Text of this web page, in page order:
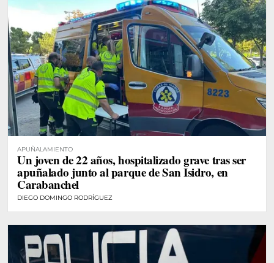
APUÑALAMIENTO
Un joven de 22 años, hospitalizado grave tras ser
apuñalado junto al parque de San Isidro, en
Carabanchel
DIEGO DOMINGO RODRÍGUEZ